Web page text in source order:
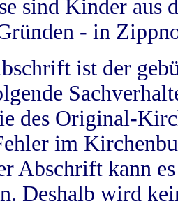
sind Kinder aus
- in
ist der
des Original-
im
Abschrift kann
Deshalb wird